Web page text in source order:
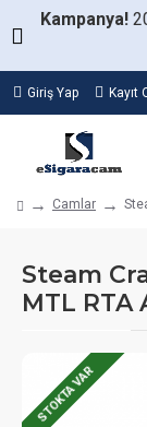
Kampanya!
Giriş Yap Kayıt
Camlar
Steam
MTL RTA
STOKTA VAR